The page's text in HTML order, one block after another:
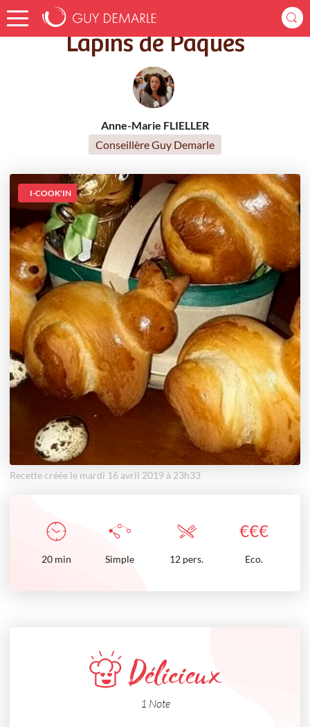
Accueil Recettes Lapins de Pâques
Lapins de Pâques
Anne-Marie FLIELLER
Conseillère Guy Demarle
I-COOK'IN
Recette créée le mardi 16 avril 2019 à 23h33
€€€
20 min Simple 12 pers. Eco.
Délicieux
1 Note